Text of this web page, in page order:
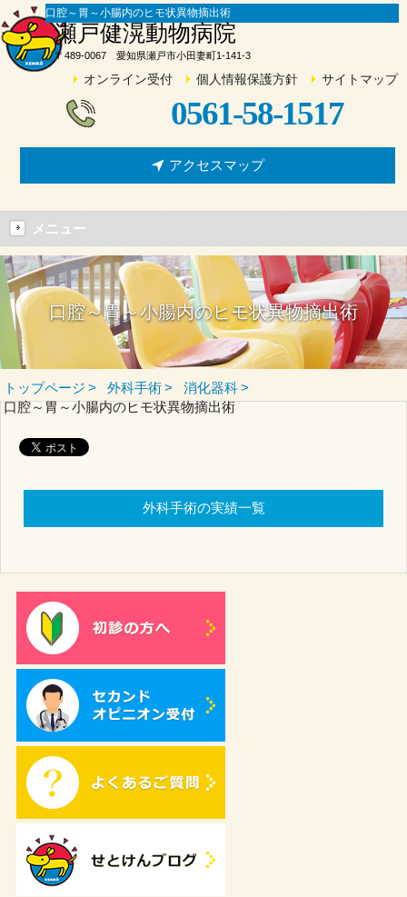
口腔～胃～小腸内のヒモ状異物摘出術
瀬戸健滉動物病院
〒489-0067 愛知県瀬戸市小田妻町1-141-3
オンライン受付 個人情報保護方針 サイトマップ
0561-58-1517
アクセスマップ
メニュー
口腔～胃～小腸内のヒモ状異物摘出術
トップページ 外科手術
消化器科
口腔～胃～小腸内のヒモ状異物摘出術
外科手術の実績一覧